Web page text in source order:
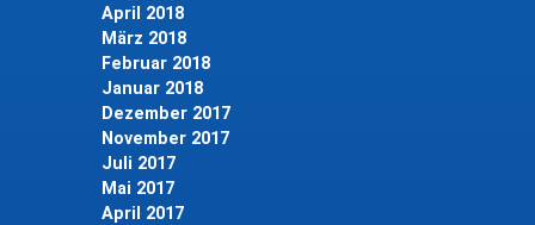
April 2018
März 2018
Februar 2018
Januar 2018
Dezember 2017
November 2017
Juli 2017
Mai 2017
April 2017